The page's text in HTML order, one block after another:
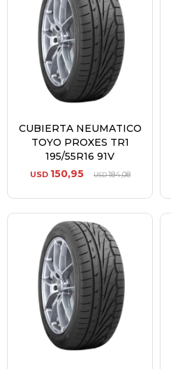
CUBIERTA NEUMATICO
TOYO PROXES TR1
195/55R16 91V
USD 150,95 USD184,08